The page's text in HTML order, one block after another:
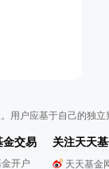
用户应基于自己的独
金交易
开户
关注天天
天天基金